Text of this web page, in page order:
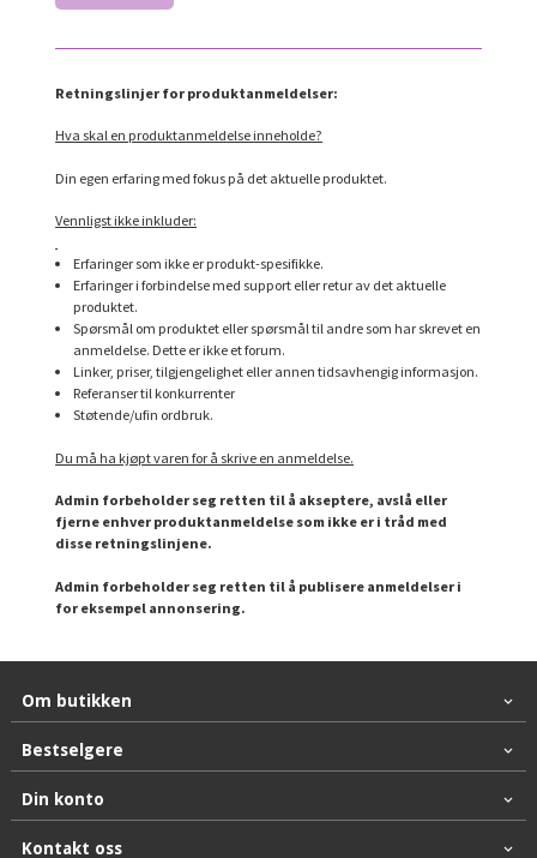
Retningslinjer for produktanmeldelser:
Hva skal en produktanmeldelse inneholde?
Din egen erfaring med fokus på det aktuelle produktet.
Vennligst ikke inkluder:
Erfaringer som ikke er produkt-spesifikke.
Erfaringer i forbindelse med support eller retur av det aktuelle
produktet.
Spørsmål om produktet eller spørsmål til andre som har skrevet en
anmeldelse. Dette er ikke et forum.
Linker, priser, tilgjengelighet eller annen tidsavhengig informasjon.
Referanser til konkurrenter
Støtende/ufin ordbruk.
Du må ha kjøpt varen for å skrive en anmeldelse.
Admin forbeholder seg retten til å akseptere, avslå eller
fjerne enhver produktanmeldelse som ikke er i tråd med
disse retningslinjene.
Admin forbeholder seg retten til å publisere anmeldelser i
for eksempel annonsering.
Om butikken
Bestselgere
Din konto
Kontakt oss